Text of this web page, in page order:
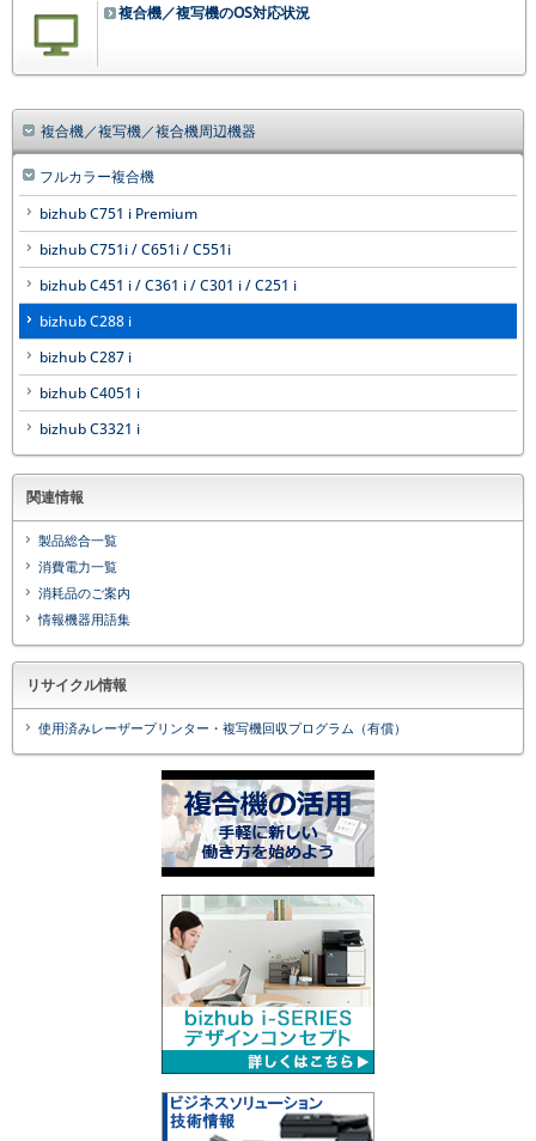
複合機／複写機のOS対応状況
複合機／複写機／複合機周辺機器
フルカラー複合機
bizhub C751 i Premium
bizhub C751i / C651i / C551i
bizhub C451 i / C361 i / C301 i / C251 i
bizhub C288 i
bizhub C287 i
bizhub C4051 i
bizhub C3321 i
関連情報
製品総合一覧
消費電力一覧
消耗品のご案内
情報機器用語集
リサイクル情報
使用済みレーザープリンター・複写機回収プログラム（有償）